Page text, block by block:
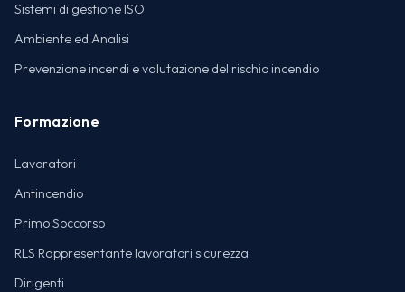
Sistemi di gestione ISO
Ambiente ed Analisi
Prevenzione incendi e valutazione del rischio incendio
Formazione
Lavoratori
Antincendio
Primo Soccorso
RLS Rappresentante lavoratori sicurezza
Dirigenti